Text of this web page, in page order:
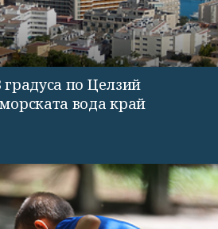
по Целзий
вода край